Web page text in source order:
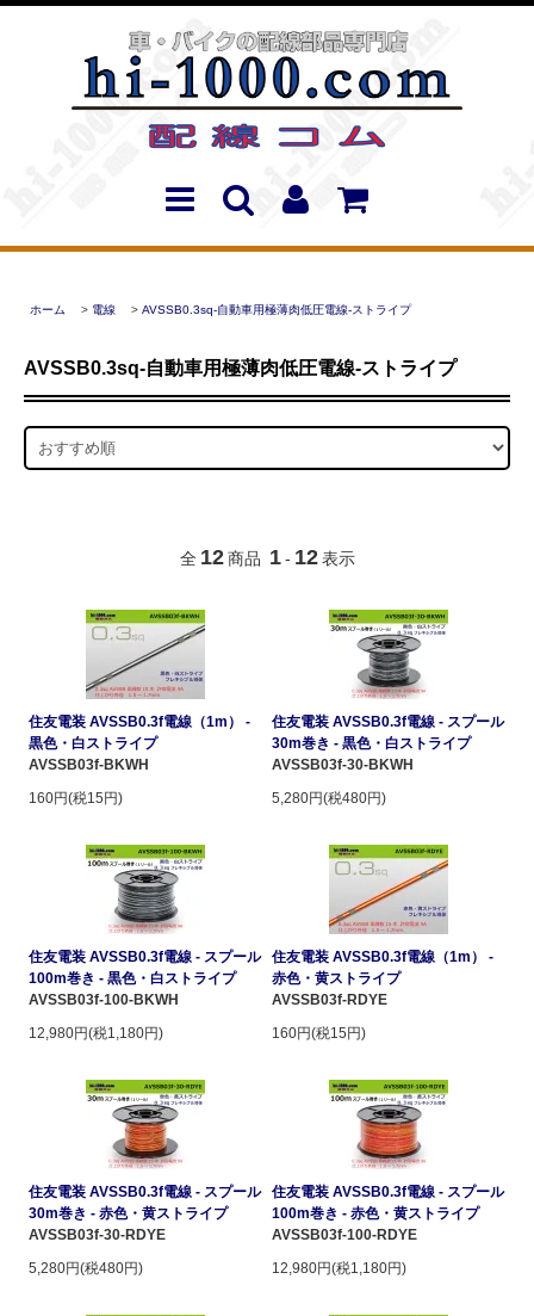
ホーム > 電線 > AVSSB0.3sq-自動車用極薄肉低圧電線-ストライプ
AVSSB0.3sq-自動車用極薄肉低圧電線-ストライプ
全 12 商品 1 - 12 表示
住友電装 AVSSB0.3f電線（1m） -
黒色・白ストライプ
AVSSB03f-BKWH
160円(税15円)
住友電装 AVSSB0.3f電線 - スプール
30m巻き - 黒色・白ストライプ
AVSSB03f-30-BKWH
5,280円(税480円)
住友電装 AVSSB0.3f電線 - スプール
100m巻き - 黒色・白ストライプ
AVSSB03f-100-BKWH
12,980円(税1,180円)
住友電装 AVSSB0.3f電線（1m） -
赤色・黄ストライプ
AVSSB03f-RDYE
160円(税15円)
住友電装 AVSSB0.3f電線 - スプール
30m巻き - 赤色・黄ストライプ
AVSSB03f-30-RDYE
5,280円(税480円)
住友電装 AVSSB0.3f電線 - スプール
100m巻き - 赤色・黄ストライプ
AVSSB03f-100-RDYE
12,980円(税1,180円)